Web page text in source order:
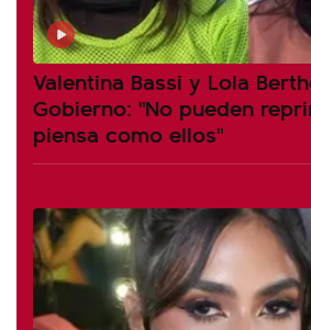
Valentina Bassi y Lola
Gobierno: "No pueden
piensa como ellos"